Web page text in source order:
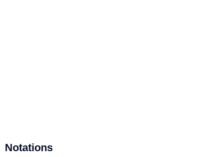
Notations